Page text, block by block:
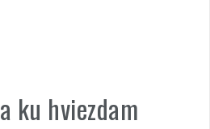
ku hviezdam